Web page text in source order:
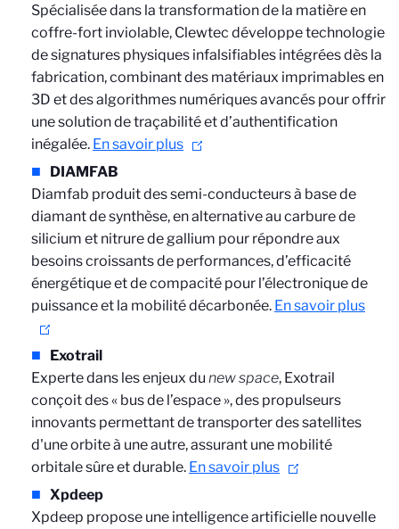
Spécialisée dans la transformation de la matière en
coffre-fort inviolable, Clewtec développe technologie
de signatures physiques infalsifiables intégrées dès la
fabrication, combinant des matériaux imprimables en
3D et des algorithmes numériques avancés pour offrir
une solution de traçabilité et d’authentification
inégalée. En savoir plus
DIAMFAB
Diamfab produit des semi-conducteurs à base de
diamant de synthèse, en alternative au carbure de
silicium et nitrure de gallium pour répondre aux
besoins croissants de performances, d’efficacité
énergétique et de compacité pour l’électronique de
puissance et la mobilité décarbonée. En savoir plus
Exotrail
Experte dans les enjeux du new space, Exotrail
conçoit des « bus de l’espace », des propulseurs
innovants permettant de transporter des satellites
d'une orbite à une autre, assurant une mobilité
orbitale sûre et durable. En savoir plus
Xpdeep
Xpdeep propose une intelligence artificielle nouvelle